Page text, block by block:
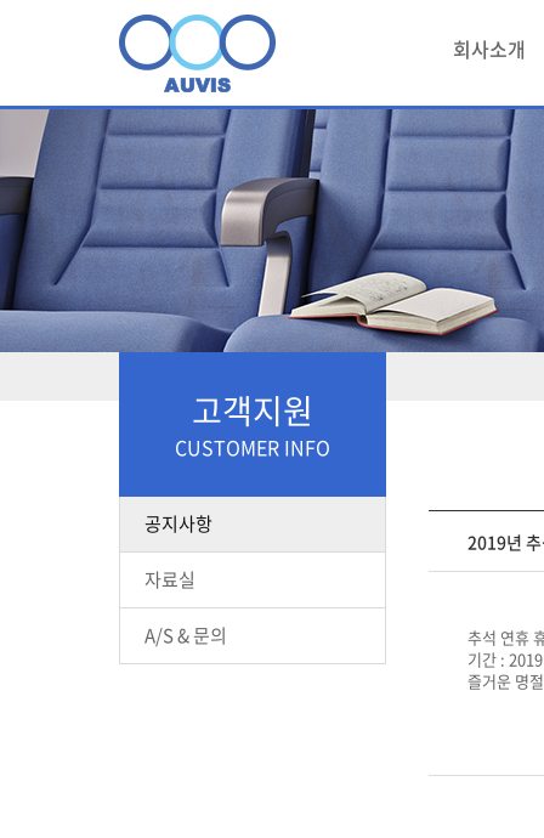
회사소개
고객지원
CUSTOMER INFO
공지사항
자료실
A/S & 문의
2019년
추석 연휴
기간 :
즐거운 명